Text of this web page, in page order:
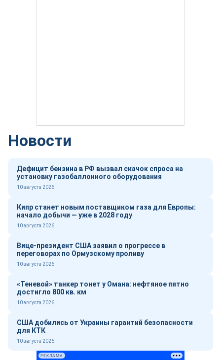
Новости
Дефицит бензина в РФ вызвал скачок спроса на
установку газобаллонного оборудования
10 августа 2026
Кипр станет новым поставщиком газа для Европы:
начало добычи — уже в 2028 году
10 августа 2026
Вице-президент США заявил о прогрессе в
переговорах по Ормузскому проливу
10 августа 2026
«Теневой» танкер тонет у Омана: нефтяное пятно
достигло 800 кв. км
10 августа 2026
США добились от Украины гарантий безопасности
для КТК
10 августа 2026
РЕКЛАМА